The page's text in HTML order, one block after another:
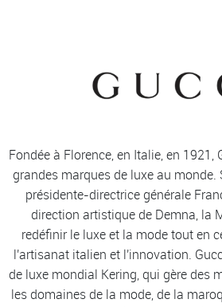
Fondée à Florence, en Italie, en
grandes marques de luxe au
présidente-directrice générale
direction artistique de Demna, la
redéfinir le luxe et la mode tout en
l'artisanat italien et l'innovation.
de luxe mondial Kering, qui gère des
les domaines de la mode, de la